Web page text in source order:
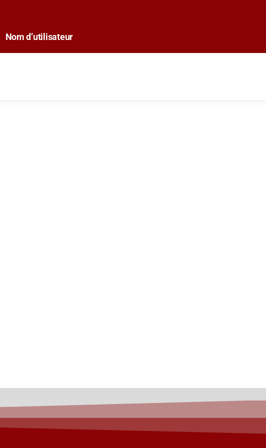
Nom d’utilisateur